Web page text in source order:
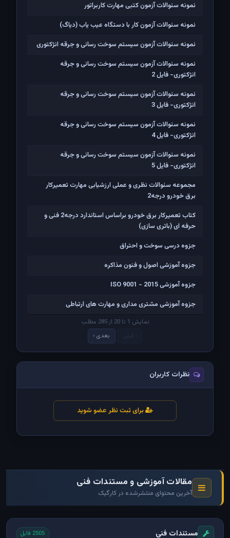
نمونه سئوالات آزمون کتبی مهارت کاربراتور
نمونه سئوالات آزمون کار با دستگاه عیب یاب (دیاگ)
نمونه سئوالات آزمون سیستم سوخت رسانی و جرقه انژکتوری
نمونه سئوالات آزمون سیستم سوخت رسانی و جرقه
انژکتوری- فایل 2
نمونه سئوالات آزمون سیستم سوخت رسانی و جرقه
انژکتوری- فایل 3
نمونه سئوالات آزمون سیستم سوخت رسانی و جرقه
انژکتوری- فایل 4
نمونه سئوالات آزمون سیستم سوخت رسانی و جرقه
انژکتوری- فایل 5
مجموعه سئوالات نظری و عملی ارزشیابی مهارت تعمیرکار
برق خودرو درجه2
کتاب تعمیرکار برق خودرو براساس استاندارد درجه2 فنی و
حرفه ای (باتری سازی)
جزوه درسی سوخت و احتراق
جزوه آموزشی اصول و فنون مذاکره
جزوه آموزشی ISO 9001 - 2015
جزوه آموزشی مشتری مداری و مهارت های ارتباطی
نمایش 1 تا 20 از 285 مطلب
بعدی ›
نظرات کاربران
برای ثبت نظر عضو شوید
مقالات آموزشی و مستندات فنی
آخرین محتوای منتشرشده در کارگیک
مستندات فنی 2505 فایل